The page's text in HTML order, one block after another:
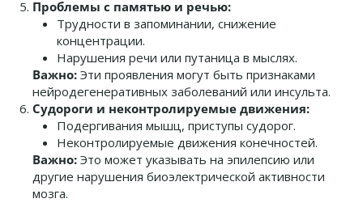
Проблемы с памятью и речью:
Трудности в запоминании, снижение
концентрации.
Нарушения речи или путаница в мыслях.
Важно: Эти проявления могут быть признаками
нейродегенеративных заболеваний или инсульта.
Судороги и неконтролируемые движения:
Подергивания мышц, приступы судорог.
Неконтролируемые движения конечностей.
Важно: Это может указывать на эпилепсию или
другие нарушения биоэлектрической активности
мозга.